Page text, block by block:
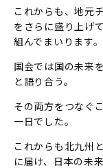
これからも、地元
をさらに盛り上げ
組んでまいります。
国会では国の未来
と語り合う。
その両方をつなぐ
一日でした。
これからも北九州
に届け、日本の未